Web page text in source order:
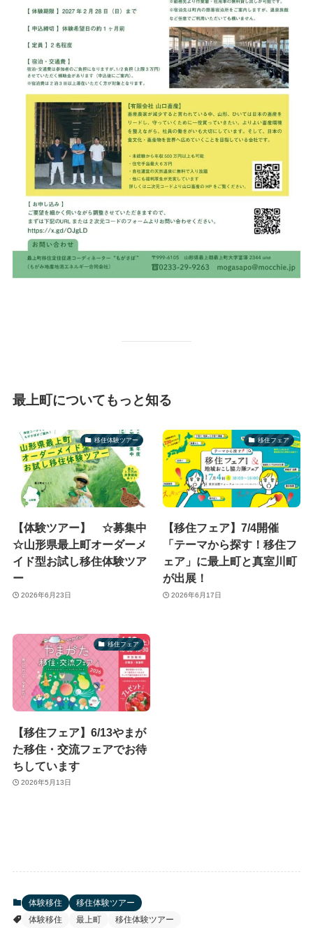
最上町についてもっと知る
移住体験ツアー
【体験ツアー】 ☆募集中
☆山形県最上町オーダーメ
イド型お試し移住体験ツア
ー
2026年6月23日
移住フェア
【移住フェア】7/4開催
「テーマから探す！移住フ
ェア」に最上町と真室川町
が出展！
2026年6月17日
移住フェア
【移住フェア】6/13やまが
た移住・交流フェアでお待
ちしています
2026年5月13日
体験移住
移住体験ツアー
体験移住
最上町 移住体験ツアー